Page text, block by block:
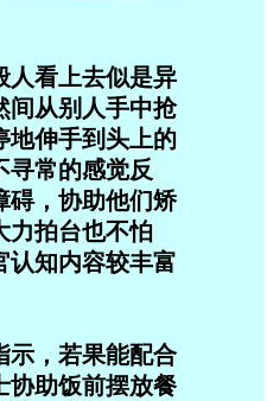
人看上去似是异
间从别人手中抢
地伸手到头上的
寻常的感觉反
碍，协助他们矫
力拍台也不怕
认知内容较丰富
示，若果能配合
协助饭前摆放餐